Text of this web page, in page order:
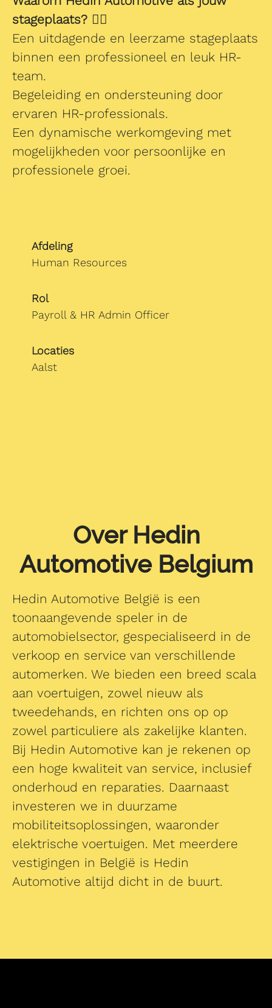
stageplaats? 👯‍♀️
Een uitdagende en leerzame stageplaats
binnen een professioneel en leuk HR-
team.
Begeleiding en ondersteuning door
ervaren HR-professionals.
Een dynamische werkomgeving met
mogelijkheden voor persoonlijke en
professionele groei.
Afdeling
Human Resources
Rol
Payroll & HR Admin Officer
Locaties
Aalst
Over Hedin
Automotive Belgium
Hedin Automotive België is een
toonaangevende speler in de
automobielsector, gespecialiseerd in de
verkoop en service van verschillende
automerken. We bieden een breed scala
aan voertuigen, zowel nieuw als
tweedehands, en richten ons op op
zowel particuliere als zakelijke klanten.
Bij Hedin Automotive kan je rekenen op
een hoge kwaliteit van service, inclusief
onderhoud en reparaties. Daarnaast
investeren we in duurzame
mobiliteitsoplossingen, waaronder
elektrische voertuigen. Met meerdere
vestigingen in België is Hedin
Automotive altijd dicht in de buurt.